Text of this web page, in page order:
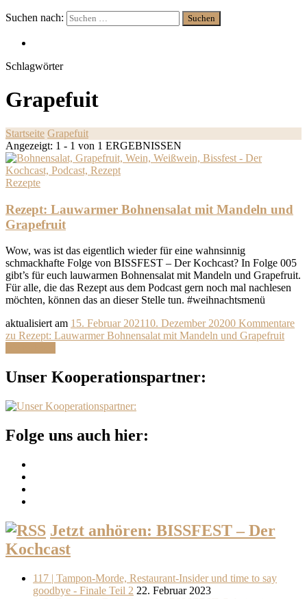
Suchen nach:
Schlagwörter
Grapefuit
Startseite Grapefuit
Angezeigt: 1 - 1 von 1 ERGEBNISSEN
Rezepte
Rezept: Lauwarmer Bohnensalat mit Mandeln und
Grapefruit
Wow, was ist das eigentlich wieder für eine wahnsinnig
schmackhafte Folge von BISSFEST – Der Kochcast? In Folge 005
gibt’s für euch lauwarmen Bohnensalat mit Mandeln und Grapefruit.
Für alle, die das Rezept aus dem Podcast gern noch mal nachlesen
möchten, können das an dieser Stelle tun. #weihnachtsmenü
aktualisiert am 15. Februar 202110. Dezember 20200 Kommentare
zu Rezept: Lauwarmer Bohnensalat mit Mandeln und Grapefruit
Unser Kooperationspartner:
Folge uns auch hier:
Jetzt anhören: BISSFEST – Der
Kochcast
117 | Tampon-Morde, Restaurant-Insider und time to say
goodbye - Finale Teil 2 22. Februar 2023